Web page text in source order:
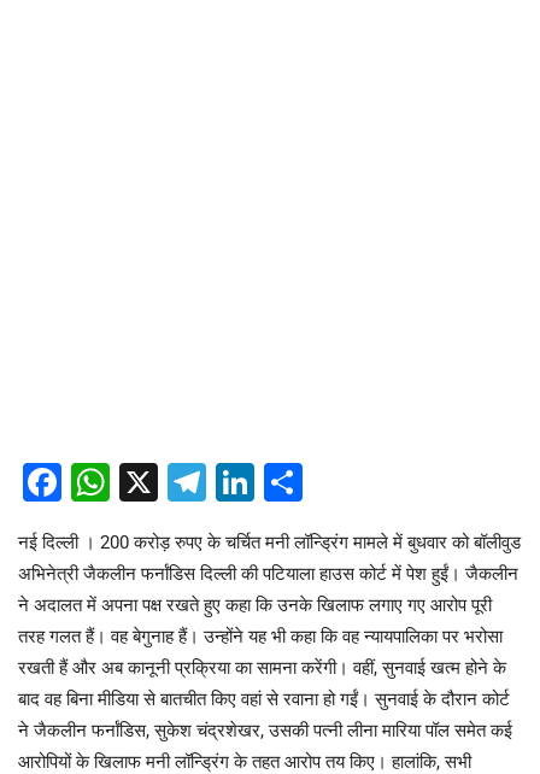
Facebook
WhatsApp
X Telegram
LinkedIn
नई दिल्ली । 200 करोड़ रुपए के चर्चित मनी लॉन्ड्रिंग मामले में बुधवार को बॉलीवुड
अभिनेत्री जैकलीन फर्नांडिस दिल्ली की पटियाला हाउस कोर्ट में पेश हुईं। जैकलीन
ने अदालत में अपना पक्ष रखते हुए कहा कि उनके खिलाफ लगाए गए आरोप पूरी
तरह गलत हैं। वह बेगुनाह हैं। उन्होंने यह भी कहा कि वह न्यायपालिका पर भरोसा
रखती हैं और अब कानूनी प्रक्रिया का सामना करेंगी। वहीं, सुनवाई खत्म होने के
बाद वह बिना मीडिया से बातचीत किए वहां से रवाना हो गईं। सुनवाई के दौरान कोर्ट
ने जैकलीन फर्नांडिस, सुकेश चंद्रशेखर, उसकी पत्नी लीना मारिया पॉल समेत कई
आरोपियों के खिलाफ मनी लॉन्ड्रिंग के तहत आरोप तय किए। हालांकि, सभी